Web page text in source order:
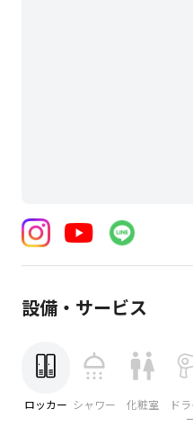
設備・サービス
ロッカー シャワー 化粧室
ド